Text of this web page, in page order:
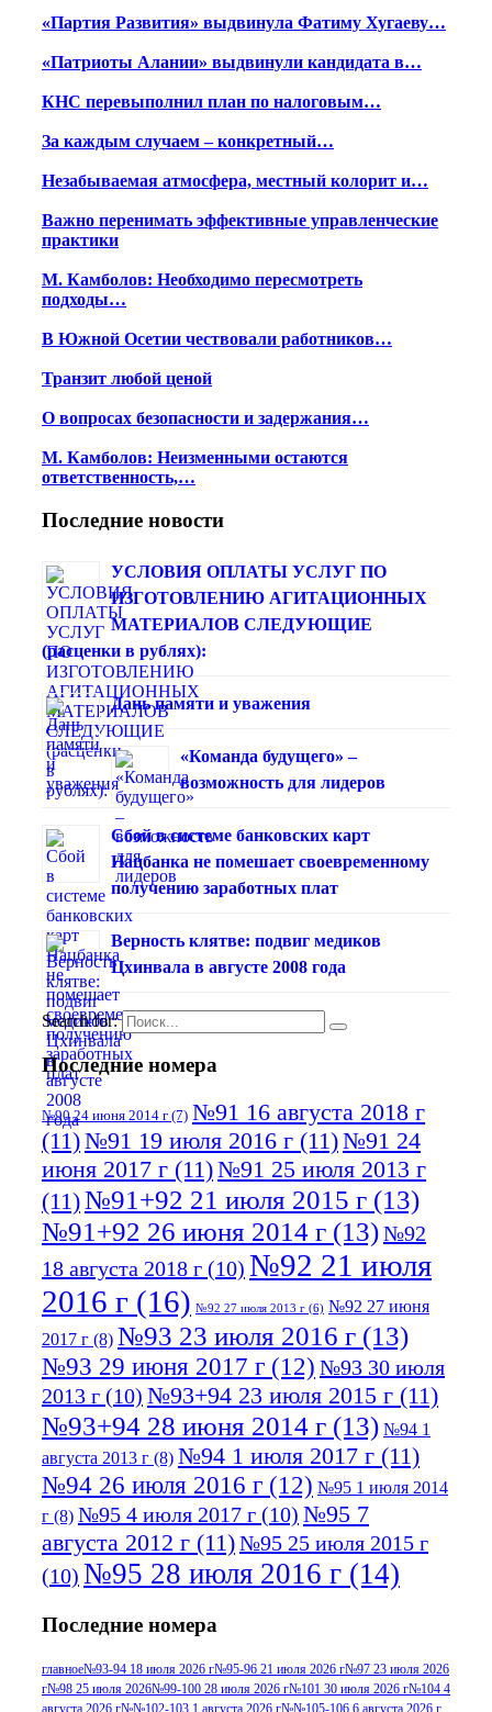
«Партия Развития» выдвинула Фатиму Хугаеву…
«Патриоты Алании» выдвинули кандидата в…
КНС перевыполнил план по налоговым…
За каждым случаем – конкретный…
Незабываемая атмосфера, местный колорит и…
Важно перенимать эффективные управленческие
практики
М. Камболов: Необходимо пересмотреть
подходы…
В Южной Осетии чествовали работников…
Транзит любой ценой
О вопросах безопасности и задержания…
М. Камболов: Неизменными остаются
ответственность,…
Последние новости
УСЛОВИЯ ОПЛАТЫ УСЛУГ ПО
ИЗГОТОВЛЕНИЮ АГИТАЦИОННЫХ
МАТЕРИАЛОВ СЛЕДУЮЩИЕ
(расценки в рублях):
Дань памяти и уважения
«Команда будущего» –
возможность для лидеров
Сбой в системе банковских карт
Нацбанка не помешает своевременному
получению заработных плат
Верность клятве: подвиг медиков
Цхинвала в августе 2008 года
Search for:
Последние номера
№90 24 июня 2014 г (7) №91 16 августа 2018 г
(11)№91 19 июля 2016 г (11)№91 24
июня 2017 г (11)№91 25 июля 2013 г
(11)№91+92 21 июля 2015 г (13)
№91+92 26 июня 2014 г (13)№92
18 августа 2018 г (10) №92 21 июля
2016 г (16) №92 27 июля 2013 г (6) №92 27 июня
2017 г (8) №93 23 июля 2016 г (13)
№93 29 июня 2017 г (12) №93 30 июля
2013 г (10) №93+94 23 июля 2015 г (11)
№93+94 28 июня 2014 г (13) №94 1
августа 2013 г (8) №94 1 июля 2017 г (11)
№94 26 июля 2016 г (12) №95 1 июля 2014
г (8) №95 4 июля 2017 г (10) №95 7
августа 2012 г (11)№95 25 июля 2015 г
(10) №95 28 июля 2016 г (14)
июля 2017 г(11)№96 9 августа 2012
г(13) №96 28 июля 2015 г(9) №96+97 3
июля 2014 г(10)№96+97 30 июля
Последние номера
главное№93-94 18 июля 2026 г№95-96 21 июля 2026 г№97 23 июля 2026
г№98 25 июля 2026№99-100 28 июля 2026 г№101 30 июля 2026 г№104 4
августа 2026 г№№102-103 1 августа 2026 г№№105-106 6 августа 2026 г